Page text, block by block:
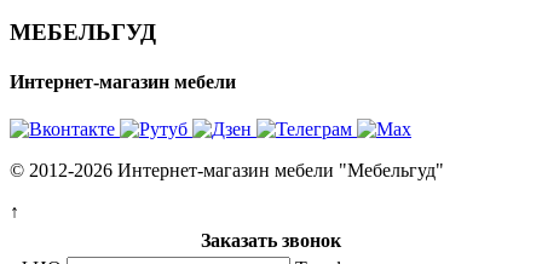
МЕБЕЛЬГУД
Интернет-магазин мебели
© 2012-2026 Интернет-магазин мебели "Мебельгуд"
↑
Заказать звонок